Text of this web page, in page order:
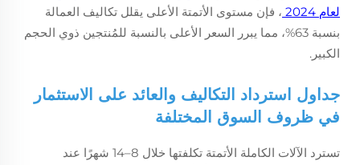
لعام 2024
، فإن مستوى الأتمتة الأعلى يقلل تكاليف العمالة
بنسبة 63%، مما يبرر السعر الأعلى بالنسبة للمُنتجين ذوي الحجم
الكبير.
جداول استرداد التكاليف والعائد على الاستثمار
في ظروف السوق المختلفة
تسترد الآلات الكاملة الأتمتة تكلفتها خلال 8–14 شهرًا عند